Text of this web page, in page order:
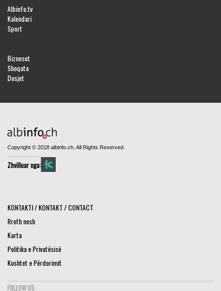
Albinfo.tv
Kalendari
Sport
Bizneset
Shoqata
Dosjet
Copyright © 2018 albinfo.ch. All Rights Reserved.
Zhvilluar nga:
KONTAKTI / KONTAKT / CONTACT
Rreth nesh
Karta
Politika e Privatësisë
Kushtet e Përdorimit
FOLLOW US: